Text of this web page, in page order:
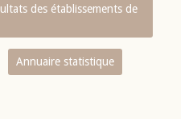
des établissements de
Annuaire statistique